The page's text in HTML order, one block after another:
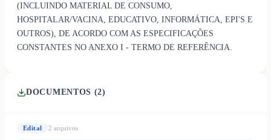
(INCLUINDO MATERIAL DE CONSUMO,
HOSPITALAR/VACINA, EDUCATIVO, INFORMÁTICA, EPI'S E
OUTROS), DE ACORDO COM AS ESPECIFICAÇÕES
CONSTANTES NO ANEXO I - TERMO DE REFERÊNCIA.
DOCUMENTOS (2)
Edital 2 arquivos